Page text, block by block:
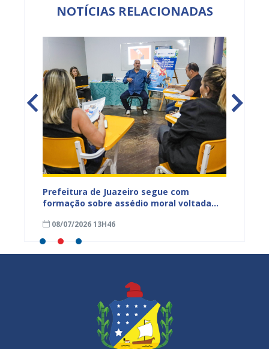
NOTÍCIAS RELACIONADAS
Prefeitura de Juazeiro segue com
formação sobre assédio moral voltada
08/07/2026 13H46